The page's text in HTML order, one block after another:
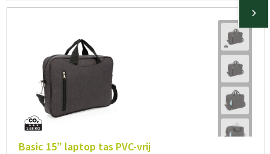
Basic 15” laptop tas PVC-vrij